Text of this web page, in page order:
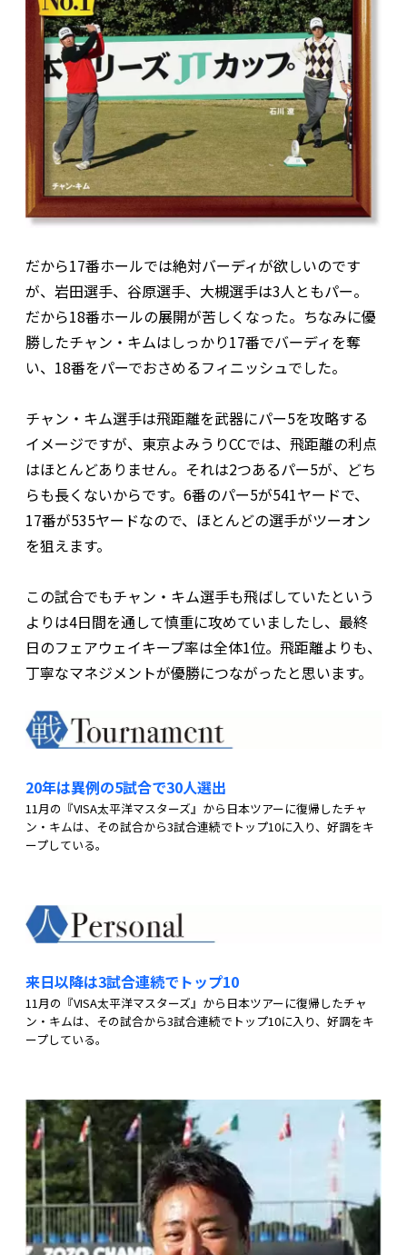
だから17番ホールでは絶対バーディが欲しいのです
が、岩田選手、谷原選手、大槻選手は3人ともパー。
だから18番ホールの展開が苦しくなった。ちなみに優
勝したチャン・キムはしっかり17番でバーディを奪
い、18番をパーでおさめるフィニッシュでした。
チャン・キム選手は飛距離を武器にパー5を攻略する
イメージですが、東京よみうりCCでは、飛距離の利点
はほとんどありません。それは2つあるパー5が、どち
らも長くないからです。6番のパー5が541ヤードで、
17番が535ヤードなので、ほとんどの選手がツーオン
を狙えます。
この試合でもチャン・キム選手も飛ばしていたという
よりは4日間を通して慎重に攻めていましたし、最終
日のフェアウェイキープ率は全体1位。飛距離よりも、
丁寧なマネジメントが優勝につながったと思います。
20年は異例の5試合で30人選出
11月の『VISA太平洋マスターズ』から日本ツアーに復帰したチャ
ン・キムは、その試合から3試合連続でトップ10に入り、好調をキ
ープしている。
来日以降は3試合連続でトップ10
11月の『VISA太平洋マスターズ』から日本ツアーに復帰したチャ
ン・キムは、その試合から3試合連続でトップ10に入り、好調をキ
ープしている。